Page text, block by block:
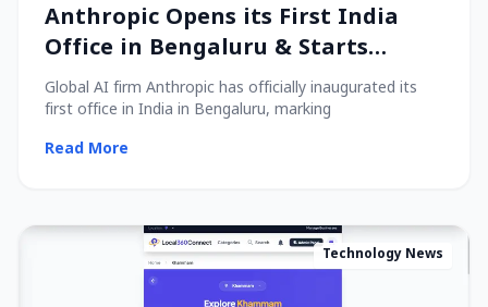
Anthropic Opens its First India
Office in Bengaluru & Starts
Hiring Local Talent!
Global AI firm Anthropic has officially inaugurated its
first office in India in Bengaluru, marking
Read More
Technology News